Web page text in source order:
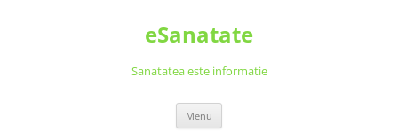
eSanatate
Sanatatea este informatie
Menu